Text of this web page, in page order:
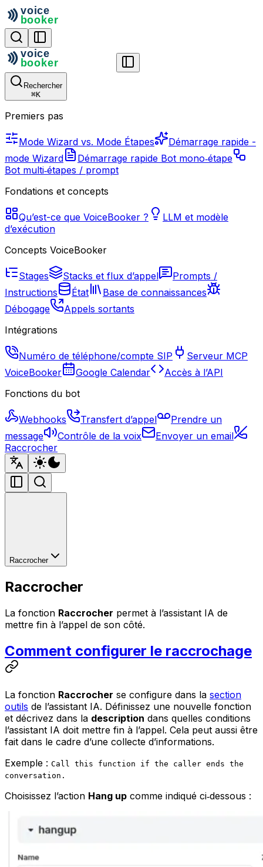
Rechercher
⌘K
Premiers pas
Mode Wizard vs. Mode Étapes
Démarrage rapide -
mode Wizard
Démarrage rapide Bot mono‑étape
Bot multi‑étapes / prompt
Fondations et concepts
Qu’est-ce que VoiceBooker ?
LLM et modèle
d’exécution
Concepts VoiceBooker
Stages Stacks et flux d’appel
Prompts /
Instructions
État
Base de connaissances
Débogage
Appels sortants
Intégrations
Numéro de téléphone/compte SIP
Serveur MCP
VoiceBooker
Google Calendar
Accès à l’API
Fonctions du bot
Webhooks Transfert d’appel
Prendre un
message
Contrôle de la voix
Envoyer un email
Raccrocher
Raccrocher
Raccrocher
La fonction Raccrocher permet à l’assistant IA de
mettre fin à l’appel de son côté.
Comment configurer le raccrochage
La fonction Raccrocher se configure dans la section
outils de l’assistant IA. Définissez une nouvelle fonction
et décrivez dans la description dans quelles conditions
l’assistant IA doit mettre fin à l’appel. Cela peut aussi être
fait dans le cadre d’une collecte d’informations.
Exemple : Call this function if the caller ends the
conversation.
Choisissez l’action Hang up comme indiqué ci‑dessous :